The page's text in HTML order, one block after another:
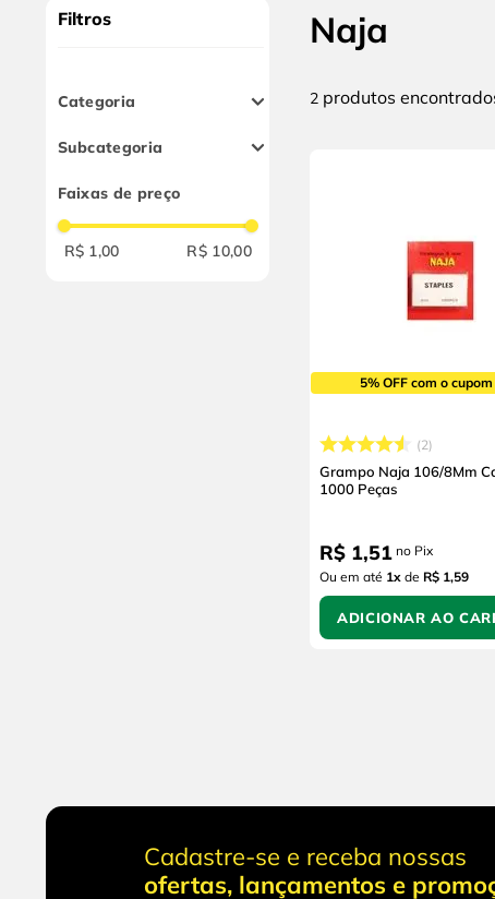
Filtros
Categoria
Grampos
Subcategoria
Faixas de preço
R$ 1,00 R$ 10,00
Naja
2 produtos
5% OFF com o
2
Grampo Naja 106/8Mm
1000 Peças
R$ 1,51 no Pix
Ou em até 1x de R$ 1,59
ADICIONAR AO
Cadastre-se e receba nossas
ofertas, lançamentos e